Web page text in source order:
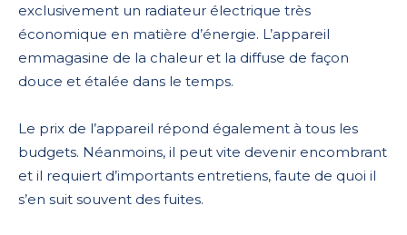
exclusivement un radiateur électrique très
économique en matière d’énergie. L’appareil
emmagasine de la chaleur et la diffuse de façon
douce et étalée dans le temps.
Le prix de l’appareil répond également à tous les
budgets. Néanmoins, il peut vite devenir encombrant
et il requiert d’importants entretiens, faute de quoi il
s’en suit souvent des fuites.